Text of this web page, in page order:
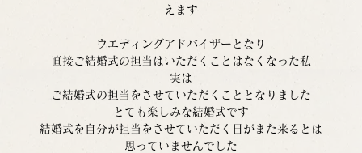
えます
ウエディングアドバイザーとなり
直接ご結婚式の担当はいただくことはなくなった私
実は
ご結婚式の担当をさせていただくこととなりました
とても楽しみな結婚式です
結婚式を自分が担当をさせていただく日がまた来るとは
思っていませんでした